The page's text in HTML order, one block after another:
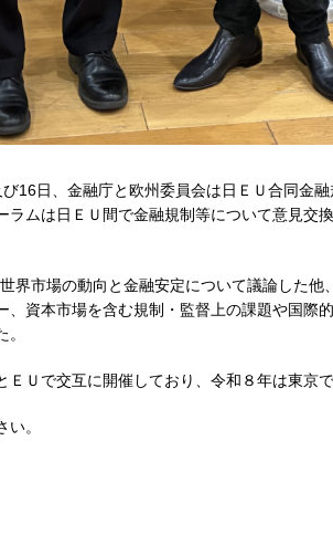
16日、金融庁と欧州委員会は日ＥＵ合同金
ラムは日ＥＵ間で金融規制等について意見交
界市場の動向と金融安定について議論した他
、資本市場を含む規制・監督上の課題や国際
Ｕで交互に開催しており、令和８年は東京で
。